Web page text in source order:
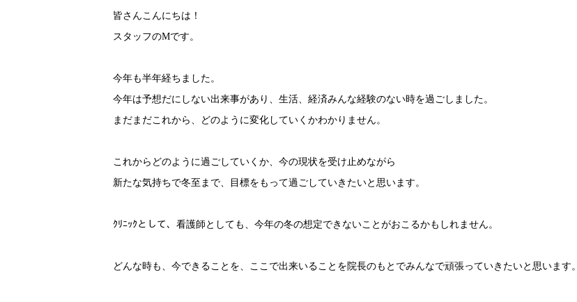
皆さんこんにちは！
スタッフのMです。
今年も半年経ちました。
今年は予想だにしない出来事があり、生活、経済みんな経験のない時を過ごしました。
まだまだこれから、どのように変化していくかわかりません。
これからどのように過ごしていくか、今の現状を受け止めながら
新たな気持ちで冬至まで、目標をもって過ごしていきたいと思います。
ｸﾘﾆｯｸとして、看護師としても、今年の冬の想定できないことがおこるかもしれません。
どんな時も、今できることを、ここで出来いることを院長のもとでみんなで頑張っていきたいと思います。